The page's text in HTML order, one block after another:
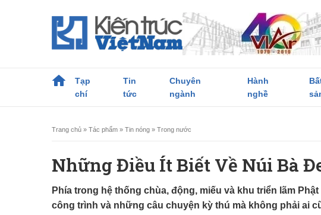
Tạp
chí
Tin
tức
Chuyên
ngành
Hành
nghề
Trang chủ » Tác phẩm » Tin nóng » Trong nước
Những Điều Ít Biết Về Núi Bà
Phía trong hệ thống chùa, động, miếu và khu triển lãm
công trình và những câu chuyện kỳ thú mà không phải ai